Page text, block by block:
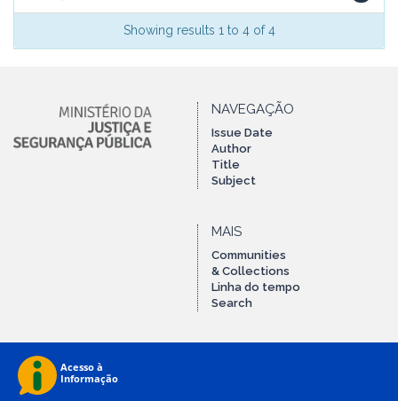
Showing results 1 to 4 of 4
NAVEGAÇÃO
Issue Date
Author
Title
Subject
MAIS
Communities
& Collections
Linha do tempo
Search